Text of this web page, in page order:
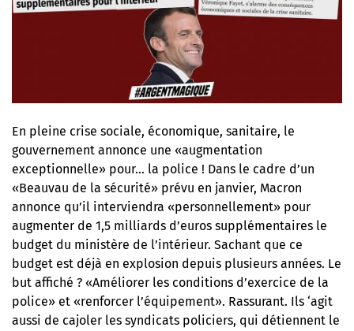
En pleine crise sociale, économique, sanitaire, le
gouvernement annonce une «augmentation
exceptionnelle» pour… la police ! Dans le cadre d’un
«Beauvau de la sécurité» prévu en janvier, Macron
annonce qu’il interviendra «personnellement» pour
augmenter de 1,5 milliards d’euros supplémentaires le
budget du ministère de l’intérieur. Sachant que ce
budget est déjà en explosion depuis plusieurs années. Le
but affiché ? «Améliorer les conditions d’exercice de la
police» et «renforcer l’équipement». Rassurant. Ils ‘agit
aussi de cajoler les syndicats policiers, qui détiennent le